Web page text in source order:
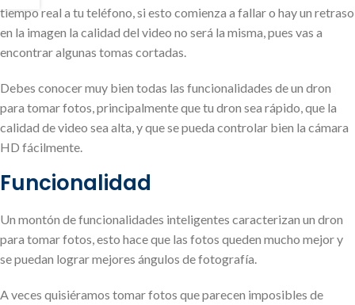
tiempo real a tu teléfono, si esto comienza a fallar o hay un retraso
en la imagen la calidad del video no será la misma, pues vas a
encontrar algunas tomas cortadas.
Debes conocer muy bien todas las funcionalidades de un dron
para tomar fotos, principalmente que tu dron sea rápido, que la
calidad de video sea alta, y que se pueda controlar bien la cámara
HD fácilmente.
Funcionalidad
Un montón de funcionalidades inteligentes caracterizan un dron
para tomar fotos, esto hace que las fotos queden mucho mejor y
se puedan lograr mejores ángulos de fotografía.
A veces quisiéramos tomar fotos que parecen imposibles de